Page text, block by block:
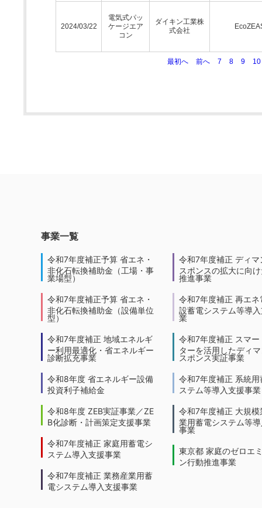
2024/03/22
電気式パッ
ケージエア
コン
ダイキン工業株
式会社
最初へ 前へ 7 8 9 10
事業一覧
令和7年度補正予算 省エネ・
非化石転換補助金（工場・事
業場型）
令和7年度補正予算 省エネ・
非化石転換補助金（設備単位
型）
令和7年度補正 地域エネルギ
ー利用最適化・省エネルギー
診断拡充事業
令和8年度 省エネルギー設備
投資利子補給金
令和8年度 ZEB実証事業／ZE
B化診断・計画策定支援事業
令和7年度補正 家庭用蓄電シ
ステム導入支援事業
令和7年度補正 業務産業用蓄
電システム導入支援事業
令和7年度補正 ディマ
スポンスの拡大に向
推進事業
令和7年度補正 再エネ
設蓄電システム等導
業
令和7年度補正 スマー
ターを活用したディ
スポンス実証事業
令和7年度補正 系統用
ステム等導入支援事業
令和7年度補正 大規模
業用蓄電システム等
事業
東京都 家庭のゼロエ
ン行動推進事業